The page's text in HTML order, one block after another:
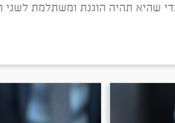
שהיא תהיה הוגנת ומשתלמת